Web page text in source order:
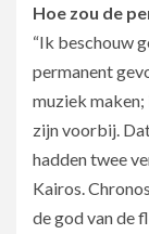
Hoe zou de
“Ik beschouw
permanent
muziek
zijn voorbij.
hadden twee
Kairos.
de god van de